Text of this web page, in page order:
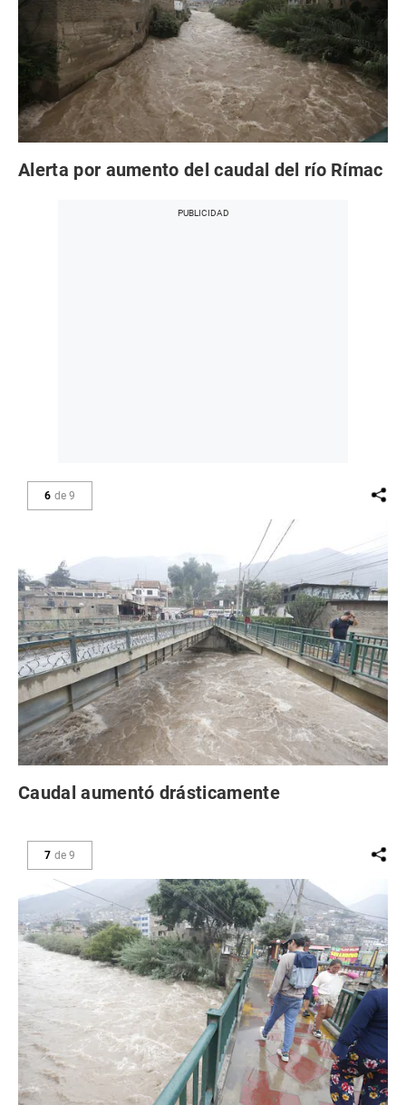
Alerta por aumento del caudal del río Rímac
6 de 9
Caudal aumentó drásticamente
7 de 9